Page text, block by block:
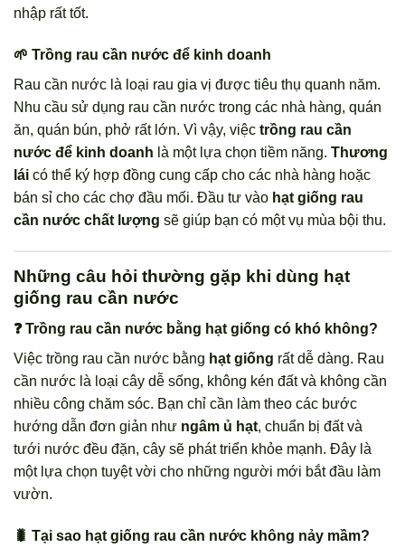
nhập rất tốt.
🌱 Trồng rau cần nước để kinh doanh
Rau cần nước là loại rau gia vị được tiêu thụ quanh năm.
Nhu cầu sử dụng rau cần nước trong các nhà hàng, quán
ăn, quán bún, phở rất lớn. Vì vậy, việc trồng rau cần
nước để kinh doanh là một lựa chọn tiềm năng. Thương
lái có thể ký hợp đồng cung cấp cho các nhà hàng hoặc
bán sỉ cho các chợ đầu mối. Đầu tư vào hạt giống rau
cần nước chất lượng sẽ giúp bạn có một vụ mùa bội thu.
Những câu hỏi thường gặp khi dùng hạt
giống rau cần nước
❓ Trồng rau cần nước bằng hạt giống có khó không?
Việc trồng rau cần nước bằng hạt giống rất dễ dàng. Rau
cần nước là loại cây dễ sống, không kén đất và không cần
nhiều công chăm sóc. Bạn chỉ cần làm theo các bước
hướng dẫn đơn giản như ngâm ủ hạt, chuẩn bị đất và
tưới nước đều đặn, cây sẽ phát triển khỏe mạnh. Đây là
một lựa chọn tuyệt vời cho những người mới bắt đầu làm
vườn.
🐛 Tại sao hạt giống rau cần nước không nảy mầm?